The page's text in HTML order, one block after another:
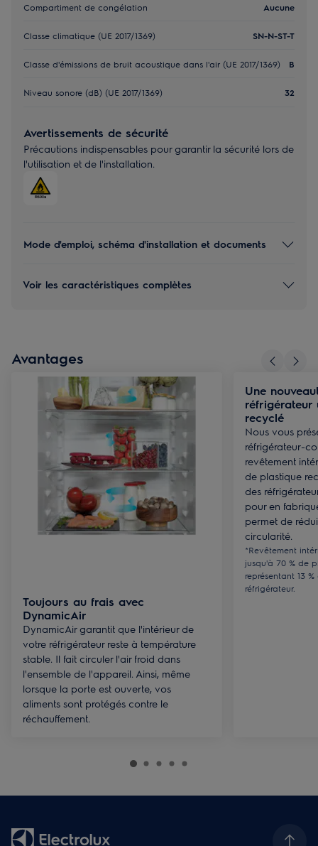
Compartiment de congélation Aucune
Classe climatique (UE 2017/1369) SN-N-ST-T
Classe d'émissions de bruit acoustique dans l'air (UE 2017/1369) B
Niveau sonore (dB) (UE 2017/1369) 32
Avertissements de sécurité
Précautions indispensables pour garantir la sécurité lors de
l'utilisation et de l'installation.
Mode d'emploi, schéma d'installation et documents
Voir les caractéristiques complètes
Avantages
Toujours au frais avec
DynamicAir
DynamicAir garantit que l'intérieur de
votre réfrigérateur reste à température
stable. Il fait circuler l'air froid dans
l'ensemble de l'appareil. Ainsi, même
lorsque la porte est ouverte, vos
aliments sont protégés contre le
réchauffement.
Une
réfrigérateur
recyclé
Nous vous
réfrigérateur-
revêtement
de plastique
des
pour en
permet de
circularité.
*Revêtement
jusqu'à 70 % de
représentant 13
réfrigérateur.